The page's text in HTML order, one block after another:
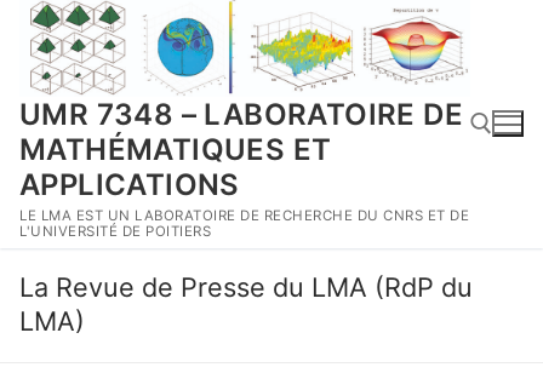
Aller
contenu
UMR 7348 – LABORATOIRE DE
MATHÉMATIQUES ET
APPLICATIONS
LE LMA EST UN LABORATOIRE DE RECHERCHE DU CNRS ET DE
L'UNIVERSITÉ DE POITIERS
Rechercher :
La Revue de Presse du LMA (RdP du
LMA)